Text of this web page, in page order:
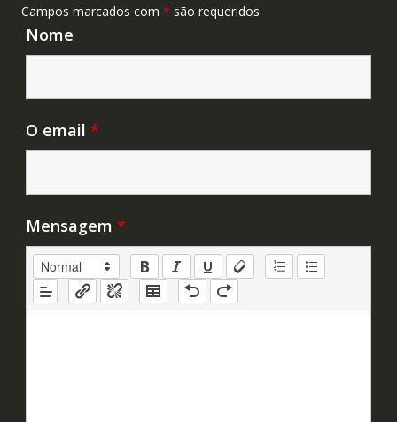
Campos marcados com * são requeridos
Nome
O email *
Mensagem *